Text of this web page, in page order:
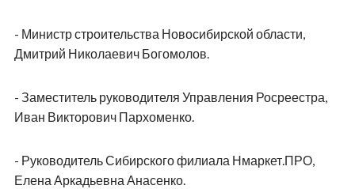
- Министр строительства Новосибирской области,
Дмитрий Николаевич Богомолов.
- Заместитель руководителя Управления Росреестра,
Иван Викторович Пархоменко.
- Руководитель Сибирского филиала Нмаркет.ПРО,
Елена Аркадьевна Анасенко.